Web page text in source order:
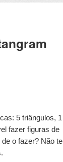
5 triângulos, 1
fazer figuras de
o fazer? Não te